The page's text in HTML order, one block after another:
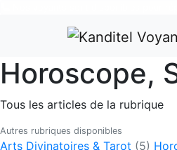
Horoscope,
Tous les articles de la rubrique
Autres rubriques disponibles
Arts Divinatoires & Tarot (5)